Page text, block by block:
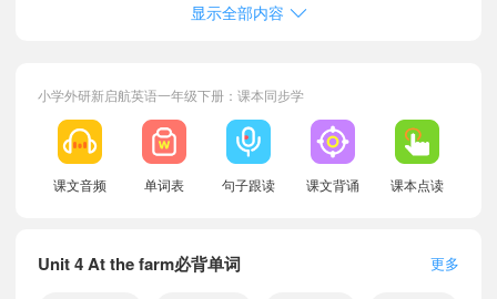
显示全部内容
小学外研新启航英语一年级下册：课本同步学
课文音频 单词表 句子跟读 课文背诵 课本点读
Unit 4 At the farm必背单词 更多